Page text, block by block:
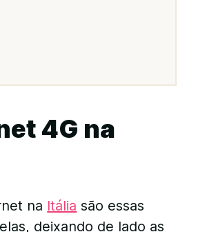
4G na
na Itália são essas
deixando de lado as